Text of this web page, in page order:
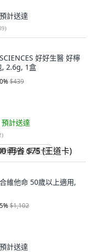
預計送達
)
好好生醫 好檸
, 2.6g, 1盒
%$439
預計送達
)
省 $75 (王道卡)
維他命 50歲以上適用,
%$1,102
預計送達